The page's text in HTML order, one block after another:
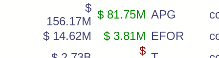
$
156.17M
$ 81.75M APG
$ 14.62M
$ 3.81M EFOR
$